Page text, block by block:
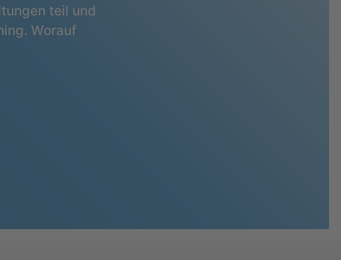
teil und
Worauf